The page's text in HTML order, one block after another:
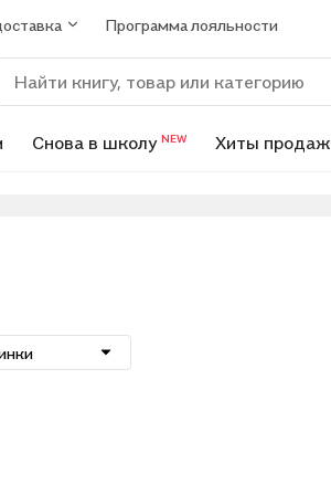
Программа лояльности
Снова в школу NEW Хиты продаж